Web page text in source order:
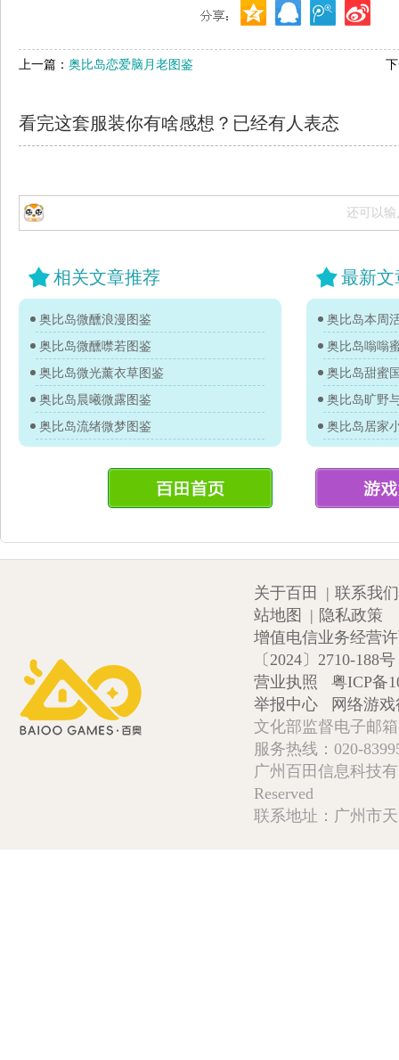
上一篇： 奥比岛恋爱脑月老图鉴
看完这套服装你有啥感想？已经有人表态
还可以输
相关文章推荐
奥比岛微醺浪漫图鉴
奥比岛微醺噤若图鉴
奥比岛微光薰衣草图鉴
奥比岛晨曦微露图鉴
奥比岛流绪微梦图鉴
最新文
奥比岛本周
奥比岛嗡嗡
奥比岛甜蜜
奥比岛旷野
奥比岛居家
关于百田 | 联系我们
站地图
| 隐私政策
增值电信业务经营
〔2024〕2710-188号
营业执照
粤ICP备
举报中心
网络游
文化部监督电子邮
服务热线：020-
广州百田信息科技
Reserved
联系地址：广州市